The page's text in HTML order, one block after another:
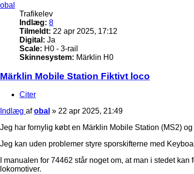
obal
Trafikelev
Indlæg: 8
Tilmeldt: 22 apr 2025, 17:12
Digital: Ja
Scale: H0 - 3-rail
Skinnesystem: Märklin H0
Märklin Mobile Station Fiktivt loco
Citer
Indlæg afobal » 22 apr 2025, 21:49
Jeg har fornylig købt en Märklin Mobile Station (MS2)
Jeg kan uden problemer styre sporskifterne med
I manualen for 74462 står noget om, at man i stedet
lokomotiver.